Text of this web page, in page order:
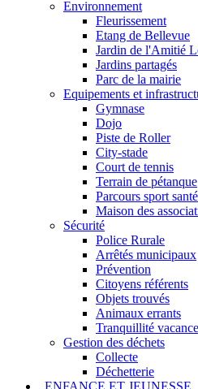
Environnement
Fleurissement
Etang de Bellevue
Jardin de l'Amitié
Jardins partagés
Parc de la mairie
Equipements et
Gymnase
Dojo
Piste de Roller
City-stade
Court de tennis
Terrain de pétanque
Parcours sport santé
Maison des
Sécurité
Police Rurale
Arrêtés municipaux
Prévention
Citoyens référents
Objets trouvés
Animaux errants
Tranquillité
Gestion des déchets
Collecte
Déchetterie
ENFANCE ET JEUNESSE